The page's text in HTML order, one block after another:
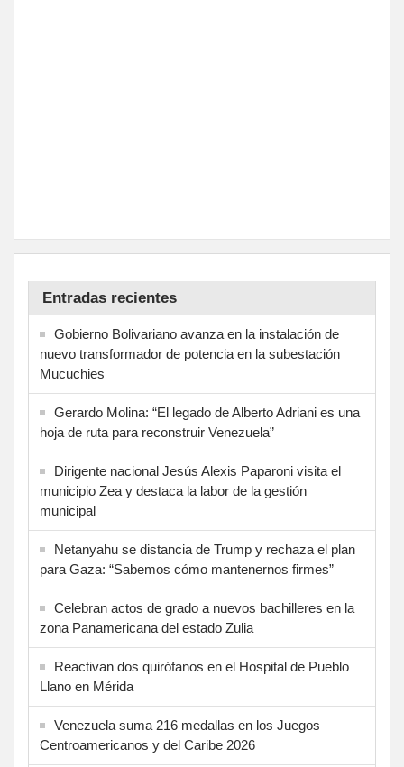
Entradas recientes
Gobierno Bolivariano avanza en la instalación de
nuevo transformador de potencia en la subestación
Mucuchies
Gerardo Molina: “El legado de Alberto Adriani es una
hoja de ruta para reconstruir Venezuela”
Dirigente nacional Jesús Alexis Paparoni visita el
municipio Zea y destaca la labor de la gestión
municipal
Netanyahu se distancia de Trump y rechaza el plan
para Gaza: “Sabemos cómo mantenernos firmes”
Celebran actos de grado a nuevos bachilleres en la
zona Panamericana del estado Zulia
Reactivan dos quirófanos en el Hospital de Pueblo
Llano en Mérida
Venezuela suma 216 medallas en los Juegos
Centroamericanos y del Caribe 2026